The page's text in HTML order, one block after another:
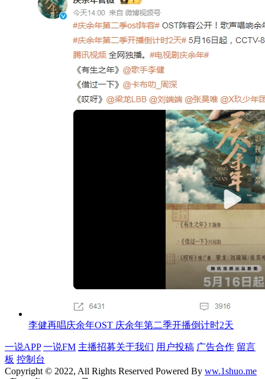
李健再唱庆余年OST 庆余年第二季开播倒计时2天
一说APP 一说FM 主播招募关于我们 用户投稿 广告合作 留言
板 控制台
Copyright © 2022, All Rights Reserved Powered By ww.1shuo.me